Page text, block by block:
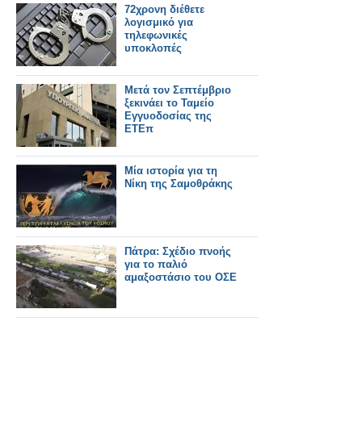
72χρονη διέθετε
λογισμικό για
τηλεφωνικές
υποκλοπές
Μετά τον Σεπτέμβριο
ξεκινάει το Ταμείο
Εγγυοδοσίας της
ΕΤΕπ
Μία ιστορία για τη
Νίκη της Σαμοθράκης
Πάτρα: Σχέδιο πνοής
για το παλιό
αμαξοστάσιο του ΟΣΕ